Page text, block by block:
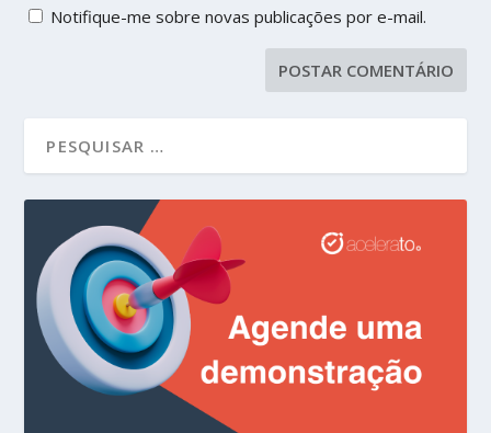
Notifique-me sobre novas publicações por e-mail.